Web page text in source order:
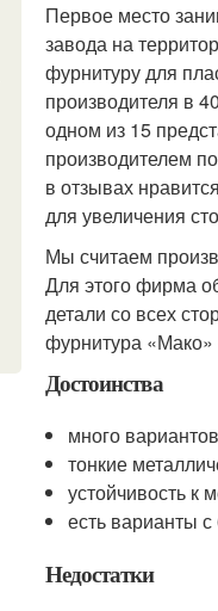
Первое место
завода на
фурнитуру для
производителя в
одном из 15
производителем
в отзывах
для увеличения
Мы считаем
Для этого фирма
детали со всех
фурнитура «Мако»
Достоинства
много
тонкие
устойчивость к
есть варианты
Недостатки